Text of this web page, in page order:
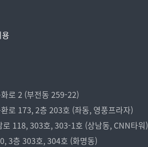
로 2 (부전동 259-22)
로 173, 2층 203호 (좌동, 영풍프라자)
로 118, 303호, 303-1호 (상남동, CNN타워)
3층 303호, 304호 (화명동)